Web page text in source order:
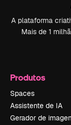
A plataforma
Mais de 1
Produtos
Spaces
Assistente de IA
Gerador de